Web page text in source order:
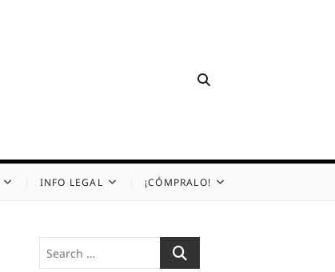
INFO LEGAL ¡CÓMPRALO!
Search
…